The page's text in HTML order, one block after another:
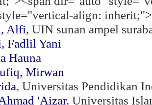
align:
Alfi, UIN sunan ampel
Fadlil Yani
Hauna
Mirwan
, Universitas Pendidikan
'Aizar, Universitas